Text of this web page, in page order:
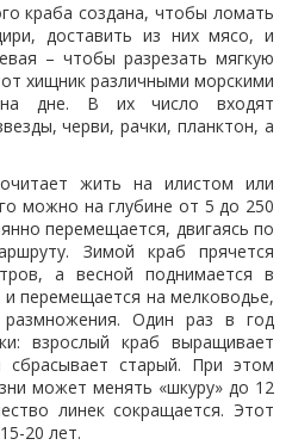
краба создана, чтобы ломать
доставить из них мясо, и
– чтобы разрезать мягкую
хищник различными морскими
на дне. В их число входят
черви, рачки, планктон, а
жить на илистом или
можно на глубине от 5 до 250
перемещается, двигаясь по
Зимой краб прячется
а весной поднимается в
перемещается на мелководье,
Один раз в год
взрослый краб выращивает
старый. При этом
может менять «шкуру» до 12
линек сокращается. Этот
20 лет.